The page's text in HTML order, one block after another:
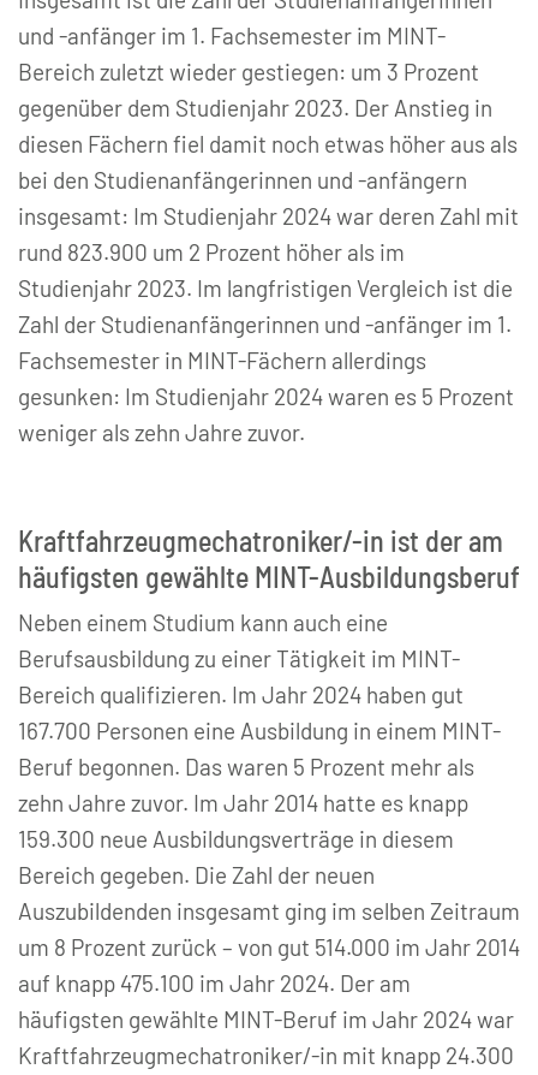
und -anfänger im 1. Fachsemester im MINT-
Bereich zuletzt wieder gestiegen: um 3 Prozent
gegenüber dem Studienjahr 2023. Der Anstieg in
diesen Fächern fiel damit noch etwas höher aus als
bei den Studienanfängerinnen und -anfängern
insgesamt: Im Studienjahr 2024 war deren Zahl mit
rund 823.900 um 2 Prozent höher als im
Studienjahr 2023. Im langfristigen Vergleich ist die
Zahl der Studienanfängerinnen und -anfänger im 1.
Fachsemester in MINT-Fächern allerdings
gesunken: Im Studienjahr 2024 waren es 5 Prozent
weniger als zehn Jahre zuvor.
Kraftfahrzeugmechatroniker/-in ist der am
häufigsten gewählte MINT-Ausbildungsberuf
Neben einem Studium kann auch eine
Berufsausbildung zu einer Tätigkeit im MINT-
Bereich qualifizieren. Im Jahr 2024 haben gut
167.700 Personen eine Ausbildung in einem MINT-
Beruf begonnen. Das waren 5 Prozent mehr als
zehn Jahre zuvor. Im Jahr 2014 hatte es knapp
159.300 neue Ausbildungsverträge in diesem
Bereich gegeben. Die Zahl der neuen
Auszubildenden insgesamt ging im selben Zeitraum
um 8 Prozent zurück – von gut 514.000 im Jahr 2014
auf knapp 475.100 im Jahr 2024. Der am
häufigsten gewählte MINT-Beruf im Jahr 2024 war
Kraftfahrzeugmechatroniker/-in mit knapp 24.300